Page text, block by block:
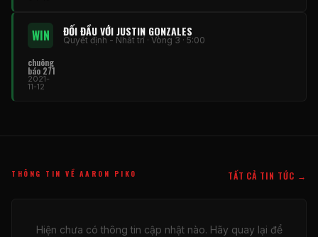
WIN ĐỐI ĐẦU VỚI JUSTIN GONZALES
Quyết định - Nhất trí · Vòng 3 · 5:00
chuông
báo 271
2021-
11-12
THÔNG TIN VỀ AARON PIKO TẤT CẢ TIN TỨC →
Hiện chưa có thông tin cập nhật nào. Hãy quay lại để